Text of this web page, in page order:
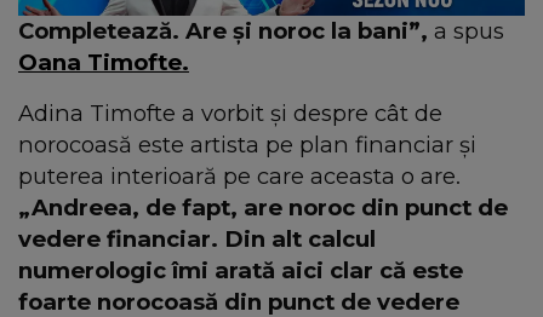
Completează. Are și noroc la bani”, a spus
Oana Timofte.
Adina Timofte a vorbit și despre cât de
norocoasă este artista pe plan financiar și
puterea interioară pe care aceasta o are.
„Andreea, de fapt, are noroc din punct de
vedere financiar. Din alt calcul
numerologic îmi arată aici clar că este
foarte norocoasă din punct de vedere